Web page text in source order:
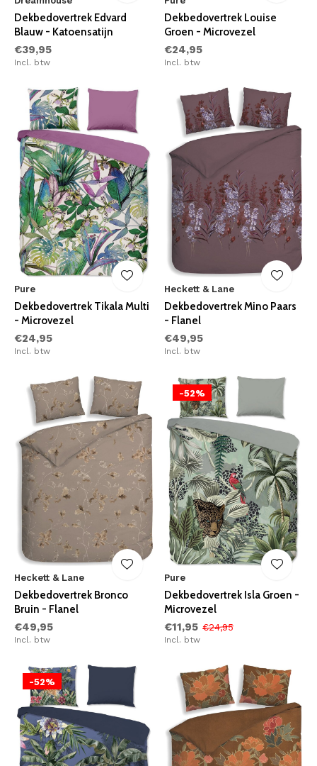
Dekbedovertrek Edvard
Blauw - Katoensatijn
€39,95
Incl. btw
Dekbedovertrek Louise
Groen - Microvezel
€24,95
Incl. btw
Pure
Dekbedovertrek Tikala Multi
- Microvezel
€24,95
Incl. btw
Heckett & Lane
Dekbedovertrek Mino Paars
- Flanel
€49,95
Incl. btw
Heckett & Lane
Dekbedovertrek Bronco
Bruin - Flanel
€49,95
Incl. btw
-52%
Pure
Dekbedovertrek Isla Groen -
Microvezel
€11,95 €24,95
Incl. btw
-52%